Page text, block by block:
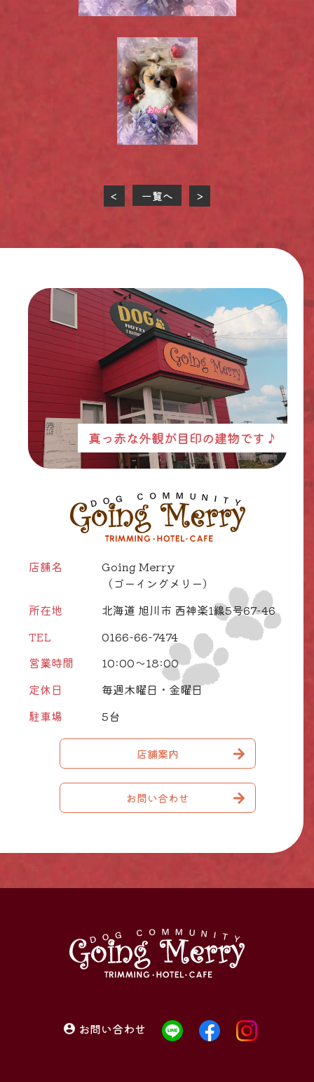
< 一覧へ >
真っ赤な外観が目印の建物です♪
店舗名
Going Merry
（ゴーイングメリー）
所在地
北海道 旭川市 西神楽1線5号67-46
TEL
0166-66-7474
営業時間
10:00～18:00
定休日
毎週木曜日・金曜日
駐車場
5台
店舗案内
お問い合わせ
お問い合わせ